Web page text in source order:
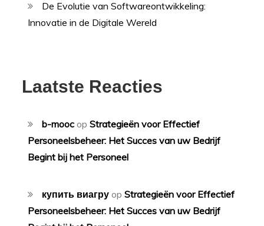
De Evolutie van Softwareontwikkeling:
Innovatie in de Digitale Wereld
Laatste Reacties
b-mooc opStrategieën voor Effectief
Personeelsbeheer: Het Succes van uw Bedrijf
Begint bij het Personeel
купить виагру opStrategieën voor Effectief
Personeelsbeheer: Het Succes van uw Bedrijf